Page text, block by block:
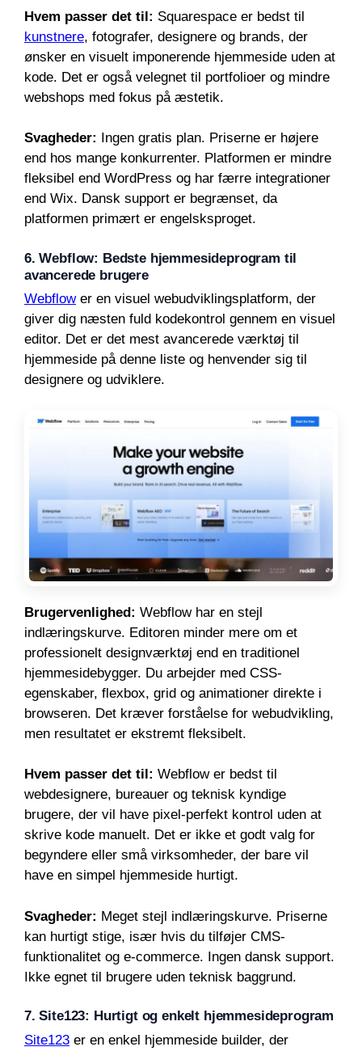
Hvem passer det til: Squarespace er bedst til
kunstnere, fotografer, designere og brands, der
ønsker en visuelt imponerende hjemmeside uden at
kode. Det er også velegnet til portfolioer og mindre
webshops med fokus på æstetik.
Svagheder: Ingen gratis plan. Priserne er højere
end hos mange konkurrenter. Platformen er mindre
fleksibel end WordPress og har færre integrationer
end Wix. Dansk support er begrænset, da
platformen primært er engelsksproget.
6. Webflow: Bedste hjemmesideprogram til
avancerede brugere
Webflower en visuel webudviklingsplatform, der
giver dig næsten fuld kodekontrol gennem en visuel
editor. Det er det mest avancerede værktøj til
hjemmeside på denne liste og henvender sig til
designere og udviklere.
Brugervenlighed: Webflow har en stejl
indlæringskurve. Editoren minder mere om et
professionelt designværktøj end en traditionel
hjemmesidebygger. Du arbejder med CSS-
egenskaber, flexbox, grid og animationer direkte i
browseren. Det kræver forståelse for webudvikling,
men resultatet er ekstremt fleksibelt.
Hvem passer det til: Webflow er bedst til
webdesignere, bureauer og teknisk kyndige
brugere, der vil have pixel-perfekt kontrol uden at
skrive kode manuelt. Det er ikke et godt valg for
begyndere eller små virksomheder, der bare vil
have en simpel hjemmeside hurtigt.
Svagheder: Meget stejl indlæringskurve. Priserne
kan hurtigt stige, især hvis du tilføjer CMS-
funktionalitet og e-commerce. Ingen dansk support.
Ikke egnet til brugere uden teknisk baggrund.
7. Site123: Hurtigt og enkelt hjemmesideprogram
Site123 er en enkel hjemmeside builder, der